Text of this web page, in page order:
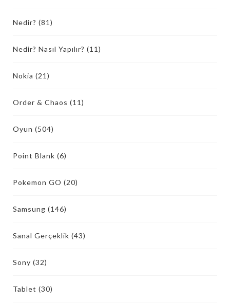
Nedir? (81)
Nedir? Nasıl Yapılır? (11)
Nokia (21)
Order & Chaos (11)
Oyun (504)
Point Blank (6)
Pokemon GO (20)
Samsung (146)
Sanal Gerçeklik (43)
Sony (32)
Tablet (30)